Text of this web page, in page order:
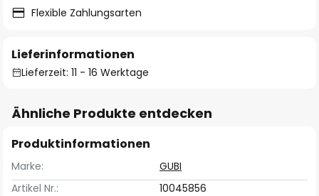
Flexible Zahlungsarten
Lieferinformationen
Lieferzeit: 11 - 16 Werktage
Ähnliche Produkte entdecken
Produktinformationen
Marke:
GUBI
Artikel Nr.:
10045856